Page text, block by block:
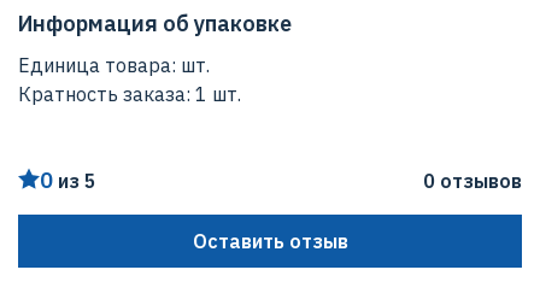
3-х лет с даты поставки.
Высота
Ширина
Мощность
11.00 кВт
Макс. Скорость вращения
Информация об упаковке
Единица товара: шт.
Кратность заказа: 1 шт.
0 из 5 0 отзывов
Оставить отзыв